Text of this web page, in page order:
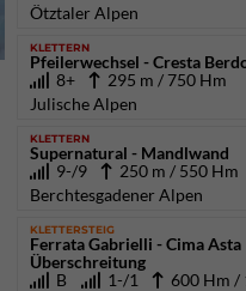
Ötztaler Alpen
KLETTERN
Pfeilerwechsel - Cresta
8+
295 m / 750 Hm
Julische Alpen
KLETTERN
Supernatural - Mandlwand
9-/9
250 m / 550 Hm
Berchtesgadener Alpen
KLETTERSTEIG
Ferrata Gabrielli - Cima Asta
Überschreitung
B
1-/1 600 Hm /